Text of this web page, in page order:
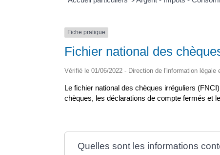
Fiche pratique
Fichier national des
Vérifié le 01/06/2022 - Direction de l'information
Le fichier national des chèques irréguliers
chèques, les déclarations de compte fermés et
Quelles sont les informations